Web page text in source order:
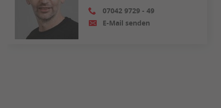
07042 9729 - 49
E-Mail senden